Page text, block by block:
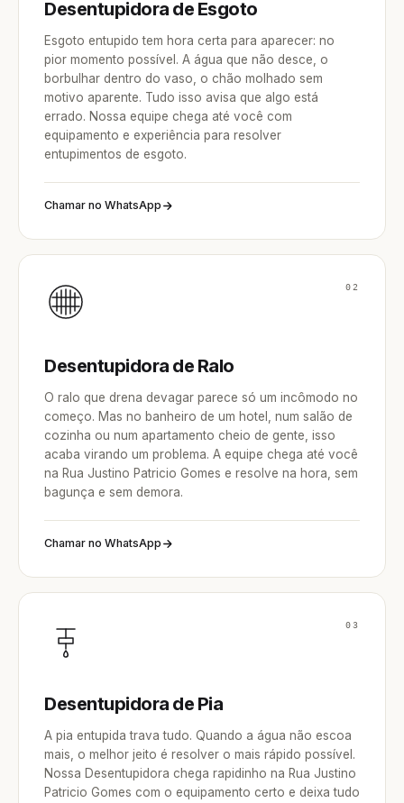
Desentupidora de Esgoto
Esgoto entupido tem hora certa para aparecer: no
pior momento possível. A água que não desce, o
borbulhar dentro do vaso, o chão molhado sem
motivo aparente. Tudo isso avisa que algo está
errado. Nossa equipe chega até você com
equipamento e experiência para resolver
entupimentos de esgoto.
Chamar no WhatsApp
02
Desentupidora de Ralo
O ralo que drena devagar parece só um incômodo no
começo. Mas no banheiro de um hotel, num salão de
cozinha ou num apartamento cheio de gente, isso
acaba virando um problema. A equipe chega até você
na Rua Justino Patricio Gomes e resolve na hora, sem
bagunça e sem demora.
Chamar no WhatsApp
03
Desentupidora de Pia
A pia entupida trava tudo. Quando a água não escoa
mais, o melhor jeito é resolver o mais rápido possível.
Nossa Desentupidora chega rapidinho na Rua Justino
Patricio Gomes com o equipamento certo e deixa tudo